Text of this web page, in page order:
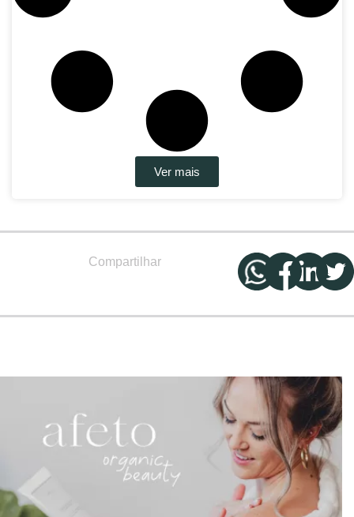
Ver mais
Compartilhar